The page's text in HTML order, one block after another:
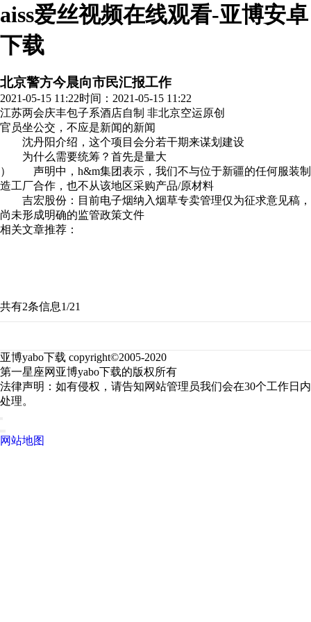
aiss爱丝视频在线观看-亚博安卓
下载
北京警方今晨向市民汇报工作
2021-05-15 11:22时间：2021-05-15 11:22
江苏两会庆丰包子系酒店自制 非北京空运原创
官员坐公交，不应是新闻的新闻
沈丹阳介绍，这个项目会分若干期来谋划建设
为什么需要统筹？首先是量大
） 声明中，h&m集团表示，我们不与位于新疆的任何服装制
造工厂合作，也不从该地区采购产品/原材料
吉宏股份：目前电子烟纳入烟草专卖管理仅为征求意见稿，
尚未形成明确的监管政策文件
相关文章推荐：
共有2条信息1/21
亚博yabo下载 copyright©2005-2020
第一星座网亚博yabo下载的版权所有
法律声明：如有侵权，请告知网站管理员我们会在30个工作日内
处理。
网站地图